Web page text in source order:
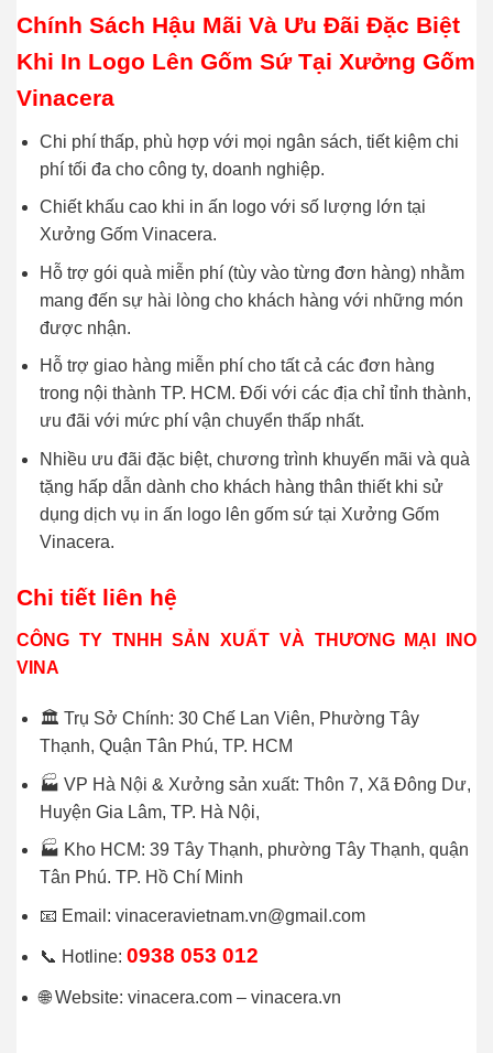
Chính Sách Hậu Mãi Và Ưu Đãi Đặc Biệt
Khi In Logo Lên Gốm Sứ Tại Xưởng Gốm
Vinacera
Chi phí thấp, phù hợp với mọi ngân sách, tiết kiệm chi
phí tối đa cho công ty, doanh nghiệp.
Chiết khấu cao khi in ấn logo với số lượng lớn tại
Xưởng Gốm Vinacera.
Hỗ trợ gói quà miễn phí (tùy vào từng đơn hàng) nhằm
mang đến sự hài lòng cho khách hàng với những món
được nhận.
Hỗ trợ giao hàng miễn phí cho tất cả các đơn hàng
trong nội thành TP. HCM. Đối với các địa chỉ tỉnh thành,
ưu đãi với mức phí vận chuyển thấp nhất.
Nhiều ưu đãi đặc biệt, chương trình khuyến mãi và quà
tặng hấp dẫn dành cho khách hàng thân thiết khi sử
dụng dịch vụ in ấn logo lên gốm sứ tại Xưởng Gốm
Vinacera.
Chi tiết liên hệ
CÔNG TY TNHH SẢN XUẤT VÀ THƯƠNG MẠI INO
VINA
🏛 Trụ Sở Chính: 30 Chế Lan Viên, Phường Tây
Thạnh, Quận Tân Phú, TP. HCM
🏭 VP Hà Nội & Xưởng sản xuất: Thôn 7, Xã Đông Dư,
Huyện Gia Lâm, TP. Hà Nội,
🏭 Kho HCM: 39 Tây Thạnh, phường Tây Thạnh, quận
Tân Phú. TP. Hồ Chí Minh
📧 Email: vinaceravietnam.vn@gmail.com
📞 Hotline: 0938 053 012
🌐 Website: vinacera.com – vinacera.vn